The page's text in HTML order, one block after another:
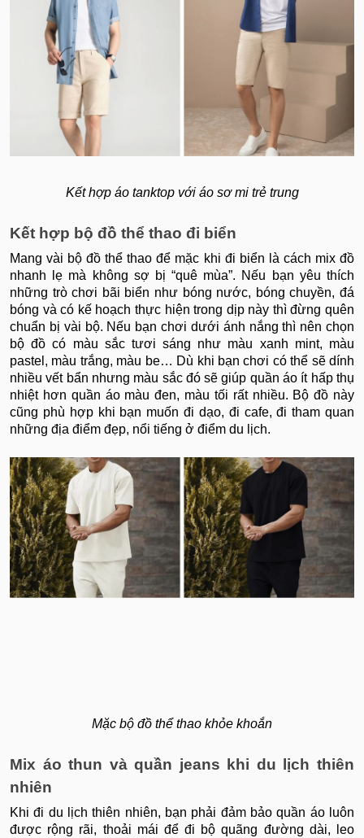
Kết hợp áo tanktop với áo sơ mi trẻ trung
Kết hợp bộ đồ thể thao đi biển
Mang vài bộ đồ thể thao để mặc khi đi biển là cách mix đồ
nhanh lẹ mà không sợ bị “quê mùa”. Nếu bạn yêu thích
những trò chơi bãi biển như bóng nước, bóng chuyền, đá
bóng và có kế hoạch thực hiện trong dịp này thì đừng quên
chuẩn bị vài bộ. Nếu bạn chơi dưới ánh nắng thì nên chọn
bộ đồ có màu sắc tươi sáng như màu xanh mint, màu
pastel, màu trắng, màu be… Dù khi bạn chơi có thể sẽ dính
nhiều vết bẩn nhưng màu sắc đó sẽ giúp quần áo ít hấp thụ
nhiệt hơn quần áo màu đen, màu tối rất nhiều. Bộ đồ này
cũng phù hợp khi bạn muốn đi dạo, đi cafe, đi tham quan
những địa điểm đẹp, nổi tiếng ở điểm du lịch.
Mặc bộ đồ thể thao khỏe khoắn
Mix áo thun và quần jeans khi du lịch thiên
nhiên
Khi đi du lịch thiên nhiên, bạn phải đảm bảo quần áo luôn
được rộng rãi, thoải mái để đi bộ quãng đường dài, leo